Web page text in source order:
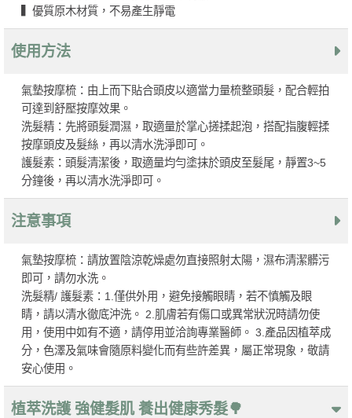
▍優質原木材質，不易產生靜電
使用方法
氣墊按摩梳：由上而下貼合頭皮以適當力量梳整頭髮，配合輕拍
可達到舒壓按摩效果。
洗髮精：先將頭髮潤濕，取適量於掌心搓揉起泡，搭配指腹輕揉
按摩頭皮及髮絲，再以清水洗淨即可。
護髮素：頭髮清潔後，取適量均勻塗抹於頭皮至髮尾，靜置3~5
分鐘後，再以清水洗淨即可。
注意事項
氣墊按摩梳：請放置陰涼乾燥處勿直接照射太陽，濕布清潔髒污
即可，請勿水洗。
洗髮精/ 護髮素：1.僅供外用，避免接觸眼睛，若不慎觸及眼
睛，請以清水徹底沖洗。 2.肌膚若有傷口或異常狀況時請勿使
用，使用中如有不適，請停用並洽詢專業醫師。 3.產品因植萃成
分，色澤及氣味會隨原料變化而有些許差異，屬正常現象，敬請
安心使用。
植萃洗護 強健髮肌 養出健康秀髮🌳